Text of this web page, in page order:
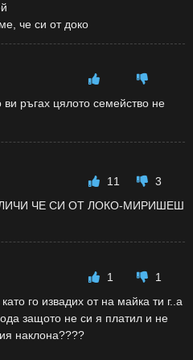
че си от доко
ви ръгах цялото семейство не
11
3
ЧЕ СИ ОТ ЛОКО-МИРИШЕШ
1
1
го извадих от на майка ти г..а
защото не си я платил и не
наклона????